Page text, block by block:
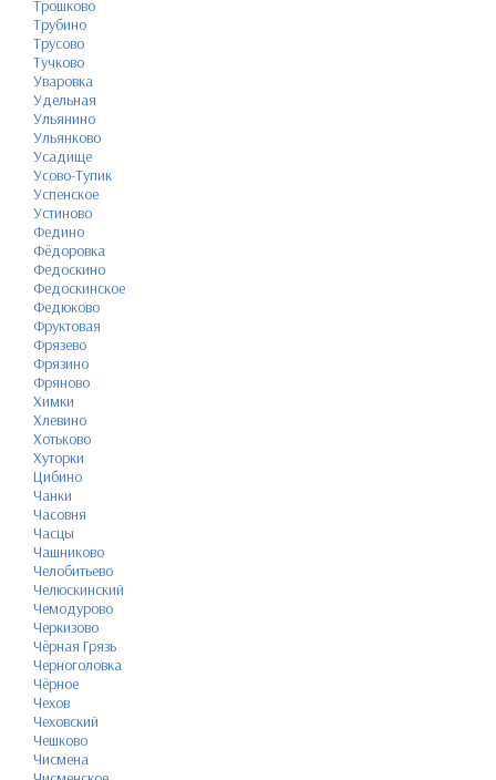
Трошково
Трубино
Трусово
Тучково
Уваровка
Удельная
Ульянино
Ульянково
Усадище
Усово-Тупик
Успенское
Устиново
Федино
Фёдоровка
Федоскино
Федоскинское
Федюково
Фруктовая
Фрязево
Фрязино
Фряново
Химки
Хлевино
Хотьково
Хуторки
Цибино
Чанки
Часовня
Часцы
Чашниково
Челобитьево
Челюскинский
Чемодурово
Черкизово
Чёрная Грязь
Черноголовка
Чёрное
Чехов
Чеховский
Чешково
Чисмена